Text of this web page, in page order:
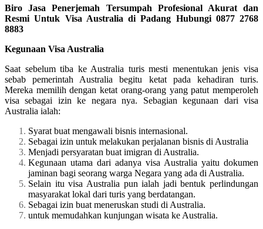
Biro Jasa Penerjemah Tersumpah Profesional Akurat dan
Resmi Untuk Visa Australia di Padang Hubungi 0877 2768
8883
Kegunaan Visa Australia
Saat sebelum tiba ke Australia turis mesti menentukan jenis visa
sebab pemerintah Australia begitu ketat pada kehadiran turis.
Mereka memilih dengan ketat orang-orang yang patut memperoleh
visa sebagai izin ke negara nya. Sebagian kegunaan dari visa
Australia ialah:
Syarat buat mengawali bisnis internasional.
Sebagai izin untuk melakukan perjalanan bisnis di Australia
Menjadi persyaratan buat imigran di Australia.
Kegunaan utama dari adanya visa Australia yaitu dokumen
jaminan bagi seorang warga Negara yang ada di Australia.
Selain itu visa Australia pun ialah jadi bentuk perlindungan
masyarakat lokal dari turis yang berdatangan.
Sebagai izin buat meneruskan studi di Australia.
untuk memudahkan kunjungan wisata ke Australia.